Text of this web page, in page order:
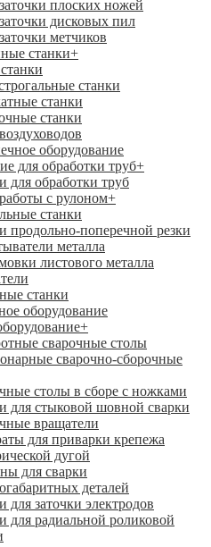
плоских ножей
дисковых пил
метчиков
станки+
станки
станки
станки
оборудование
для обработки труб+
для обработки труб
с рулоном+
станки
продольно-поперечной резки
металла
листового металла
станки
оборудование
+
сварочные столы
сварочно-сборочные
столы в сборе с ножками
для стыковой шовной сварки
вращатели
для приварки крепежа
дугой
для сварки
деталей
для заточки электродов
для радиальной роликовой